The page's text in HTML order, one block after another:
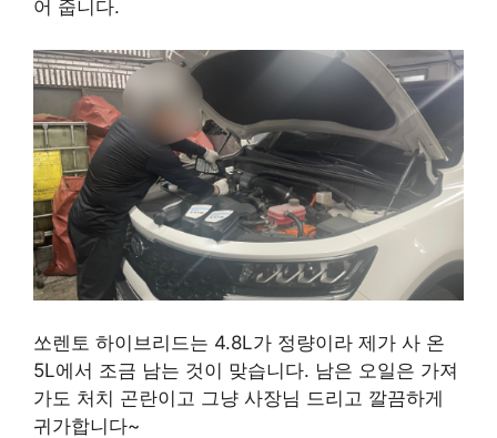
어 줍니다.
쏘렌토 하이브리드는 4.8L가 정량이라 제가 사 온
5L에서 조금 남는 것이 맞습니다. 남은 오일은 가져
가도 처치 곤란이고 그냥 사장님 드리고 깔끔하게
귀가합니다~